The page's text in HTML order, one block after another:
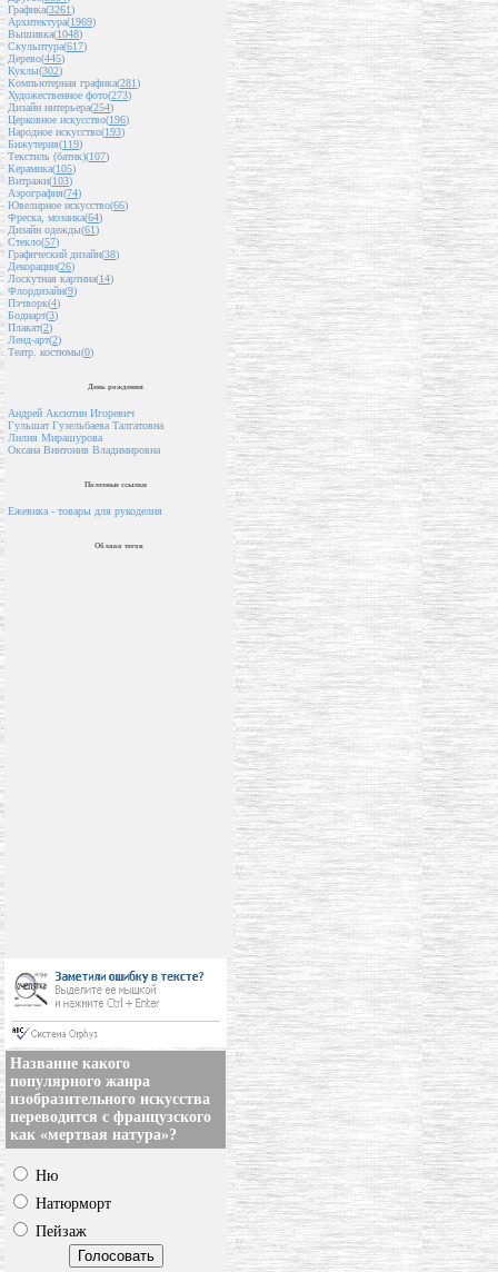
Графика(3261)
Архитектура(1969)
Вышивка(1048)
Скульптура(617)
Дерево(445)
Куклы(302)
Компьютерная графика(281)
Художественное фото(273)
Дизайн интерьера(254)
Церковное искусство(196)
Народное искусство(193)
Бижутерия(119)
Текстиль (батик)(107)
Керамика(105)
Витражи(103)
Аэрография(74)
Ювелирное искусство(66)
Фреска, мозаика(64)
Дизайн одежды(61)
Стекло(57)
Графический дизайн(38)
Декорации(26)
Лоскутная картина(14)
Флордизайн(9)
Пэчворк(4)
Бодиарт(3)
Плакат(2)
Ленд-арт(2)
Театр. костюмы(0)
День рождения
Андрей Аксютин Игоревич
Гульшат Гузельбаева Талгатовна
Лилия Мирашурова
Оксана Винтонив Владимировна
Полезные ссылки
Ежевика - товары для рукоделия
Облако тегов
Название какого
популярного жанра
изобразительного искусства
переводится с французского
как «мертвая натура»?
Ню
Натюрморт
Пейзаж